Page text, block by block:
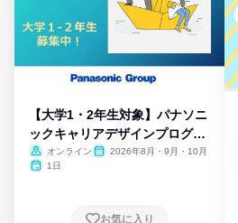
【大学1・2年生対象】パナソニ
ックキャリアデザインプログラ
ム
オンライン
2026年8月・9月・10月
1日
お気に入り